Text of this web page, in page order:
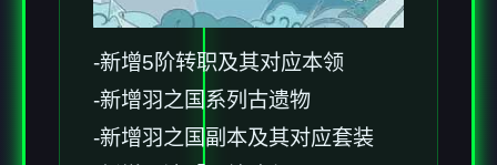
-新增5阶转职及其对应本领
-新增羽之国系列古遗物
-新增羽之国副本及其对应套装